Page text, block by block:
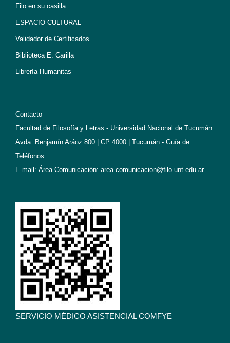
Filo en su casilla
ESPACIO CULTURAL
Validador de Certificados
Biblioteca E. Carilla
Librería Humanitas
Contacto
Facultad de Filosofía y Letras - Universidad Nacional de Tucumán
Avda. Benjamín Aráoz 800 | CP 4000 | Tucumán - Guía de
Teléfonos
E-mail: Área Comunicación: area.comunicacion@filo.unt.edu.ar
SERVICIO MÉDICO ASISTENCIAL COMFYE